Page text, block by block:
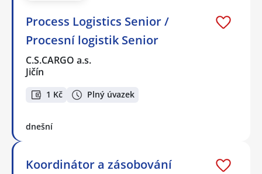
Process Logistics Senior /
Procesní logistik Senior
C.S.CARGO a.s.
Jičín
1 Kč Plný úvazek
dnešní
Koordinátor a zásobování